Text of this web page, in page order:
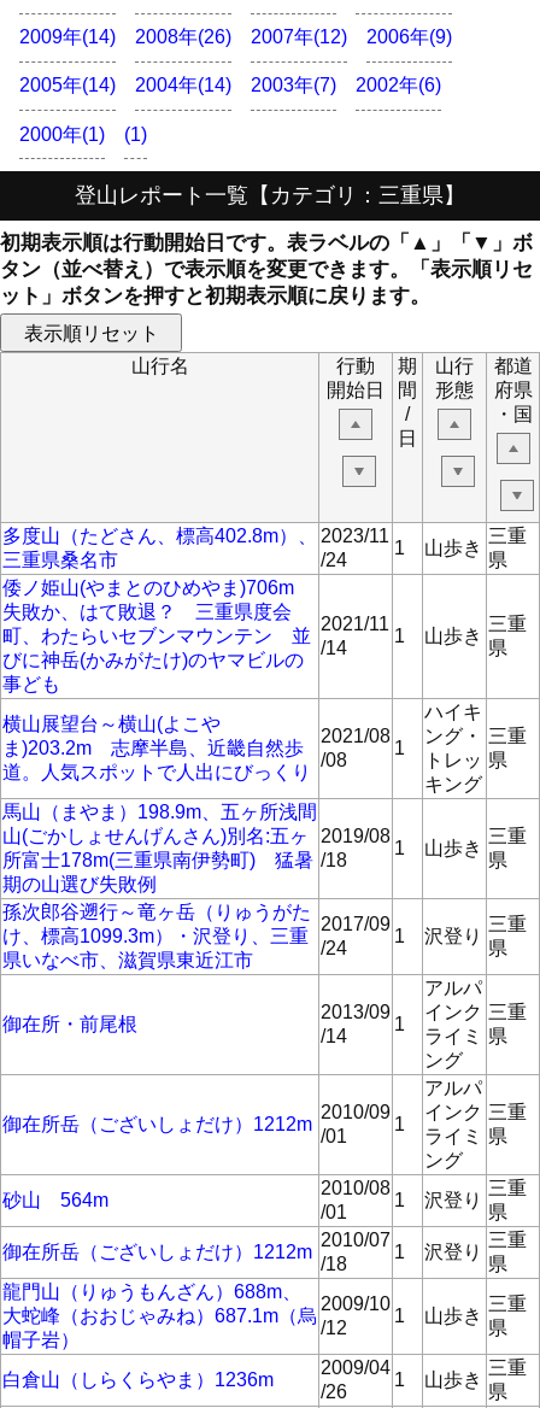
2009年(14) 2008年(26) 2007年(12) 2006年(9)
2005年(14) 2004年(14) 2003年(7) 2002年(6)
2000年(1) (1)
登山レポート一覧【カテゴリ：三重県】
初期表示順は行動開始日です。 表ラベルの「▲」「▼」ボ
タン（並べ替え）で表示順を変更できます。「表示順リセ
ット」ボタンを押すと初期表示順に戻ります。
山行名
行動
開始日
期
間
/
日
山行
形態
都道
府県
・国
多度山（たどさん、標高402.8m）、
三重県桑名市
2023/11
/24
1 山歩き
三重
県
倭ノ姫山(やまとのひめやま)706m
失敗か、はて敗退？ 三重県度会
町、わたらいセブンマウンテン 並
びに神岳(かみがたけ)のヤマビルの
事ども
2021/11
/14
1 山歩き
三重
県
横山展望台～横山(よこや
ま)203.2m 志摩半島、近畿自然歩
道。人気スポットで人出にびっくり
2021/08
/08
1
ハイキ
ング・
トレッ
キング
三重
県
馬山（まやま）198.9m、五ヶ所浅間
山(ごかしょせんげんさん)別名:五ヶ
所富士178m(三重県南伊勢町) 猛暑
期の山選び失敗例
2019/08
/18
1 山歩き
三重
県
孫次郎谷遡行～竜ヶ岳（りゅうがた
け、標高1099.3m）・沢登り、三重
県いなべ市、滋賀県東近江市
2017/09
/24
1 沢登り
三重
県
御在所・前尾根
2013/09
/14
1
アルパ
インク
ライミ
ング
三重
県
御在所岳（ございしょだけ）1212m
2010/09
/01
1
アルパ
インク
ライミ
ング
三重
県
砂山 564m
2010/08
/01
1 沢登り
三重
県
御在所岳（ございしょだけ）1212m
2010/07
/18
1 沢登り
三重
県
龍門山（りゅうもんざん）688m、
大蛇峰（おおじゃみね）687.1m（烏
帽子岩）
2009/10
/12
1 山歩き
三重
県
白倉山（しらくらやま）1236m
2009/04
/26
1 山歩き
三重
県